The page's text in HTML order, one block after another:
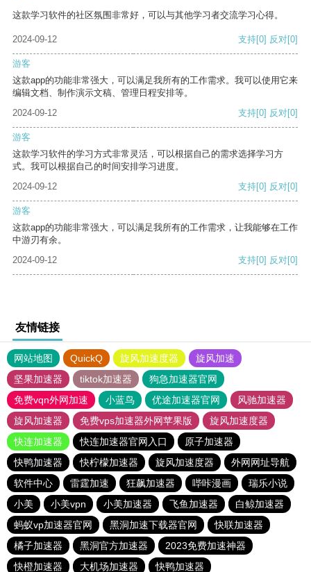
这款学习软件的社区氛围非常好，可以与其他学习者交流学习心得。
2024-09-12 支持[0] 反对[0]
游客
这款app的功能非常强大，可以满足我所有的工作需求。我可以使用它来
编辑文档、制作演示文稿、管理日程安排等。
2024-09-12
支持[0] 反对[0]
游客
这款学习软件的学习方式非常灵活，可以根据自己的需求选择学习方
式。我可以根据自己的时间安排学习进度。
2024-09-12
支持[0] 反对[0]
游客
这款app的功能非常强大，可以满足我所有的工作需求，让我能够在工作
中游刃有余。
2024-09-12
支持[0] 反对[0]
友情链接
网站地图 QuickQ 旋风加速度器
旋风加速
坚果加速器
tiktok加速器
狗急加速器官网
免费vqn外网加速
小蓝鸟 优途加速器官网
风驰加速器
旋风加速器
免费vps加速器外网苹果版
旋风加速度器
快连加速器
快连加速器官网入口
原子加速器
快鸭加速器
快柠檬加速器 旋风加速度器
外网网址导航
软件中心
雷霆加速 狂飙加速器 哔咔漫画
瑞乐小说
小美
小美vpn 小美加速器 飞鱼加速器
白鲸加速器
蚂蚁vp加速器官网
黑洞加速下载器官网
快联加速器
橘子加速器
黑洞官方加速器
2023免费加速神器
快橙加速器
大机场加速器 快鸭加速器